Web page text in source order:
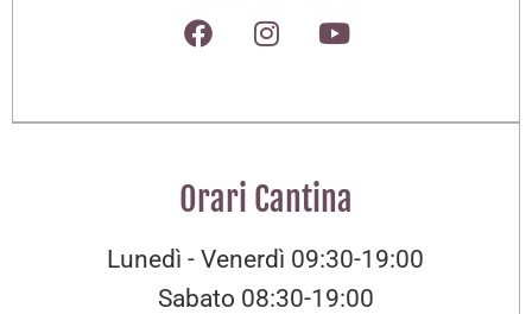
Orari Cantina
Lunedì - Venerdì 09:30-19:00
Sabato 08:30-19:00